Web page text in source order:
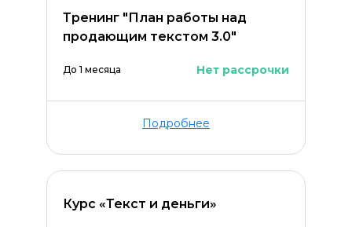
Тренинг "План работы над
продающим текстом 3.0"
До 1 месяца Нет рассрочки
Подробнее
Курс «Текст и деньги»